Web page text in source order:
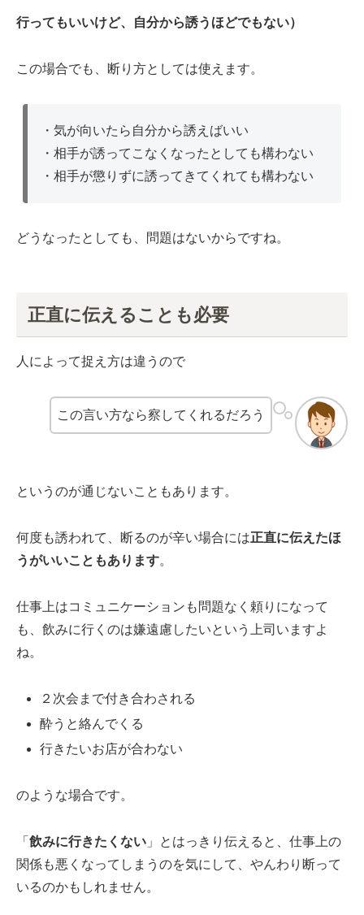
行ってもいいけど、自分から誘うほどでもない）
この場合でも、断り方としては使えます。
・気が向いたら自分から誘えばいい
・相手が誘ってこなくなったとしても構わない
・相手が懲りずに誘ってきてくれても構わない
どうなったとしても、問題はないからですね。
正直に伝えることも必要
人によって捉え方は違うので
この言い方なら察してくれるだろう
というのが通じないこともあります。
何度も誘われて、断るのが辛い場合には正直に伝えたほ
うがいいこともあります。
仕事上はコミュニケーションも問題なく頼りになって
も、飲みに行くのは嫌遠慮したいという上司いますよ
ね。
２次会まで付き合わされる
酔うと絡んでくる
行きたいお店が合わない
のような場合です。
「 飲みに行きたくない 」とはっきり伝えると、仕事上の
関係も悪くなってしまうのを気にして、やんわり断って
いるのかもしれません。